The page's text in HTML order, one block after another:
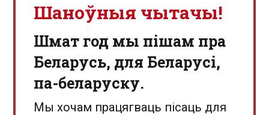
Шаноўныя чытачы!
Шмат год мы пішам пра
Беларусь, для Беларусі,
па-беларуску.
Мы хочам працягваць пісаць для